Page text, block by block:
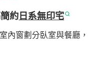
約 日系無印宅
內窗劃分臥室與餐廳，